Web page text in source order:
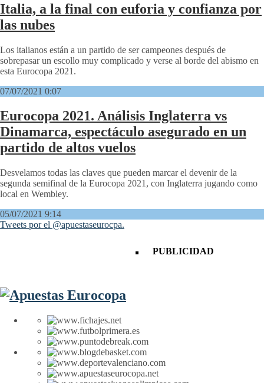
Italia, a la final con euforia y confianza por
las nubes
Los italianos están a un partido de ser campeones después de
sobrepasar un escollo muy complicado y verse al borde del abismo en
esta Eurocopa 2021.
07/07/2021 0:07
Eurocopa 2021. Análisis Inglaterra vs
Dinamarca, espectáculo asegurado en un
partido de altos vuelos
Desvelamos todas las claves que pueden marcar el devenir de la
segunda semifinal de la Eurocopa 2021, con Inglaterra jugando como
local en Wembley.
05/07/2021 9:14
Tweets por el @apuestaseurocpa.
PUBLICIDAD